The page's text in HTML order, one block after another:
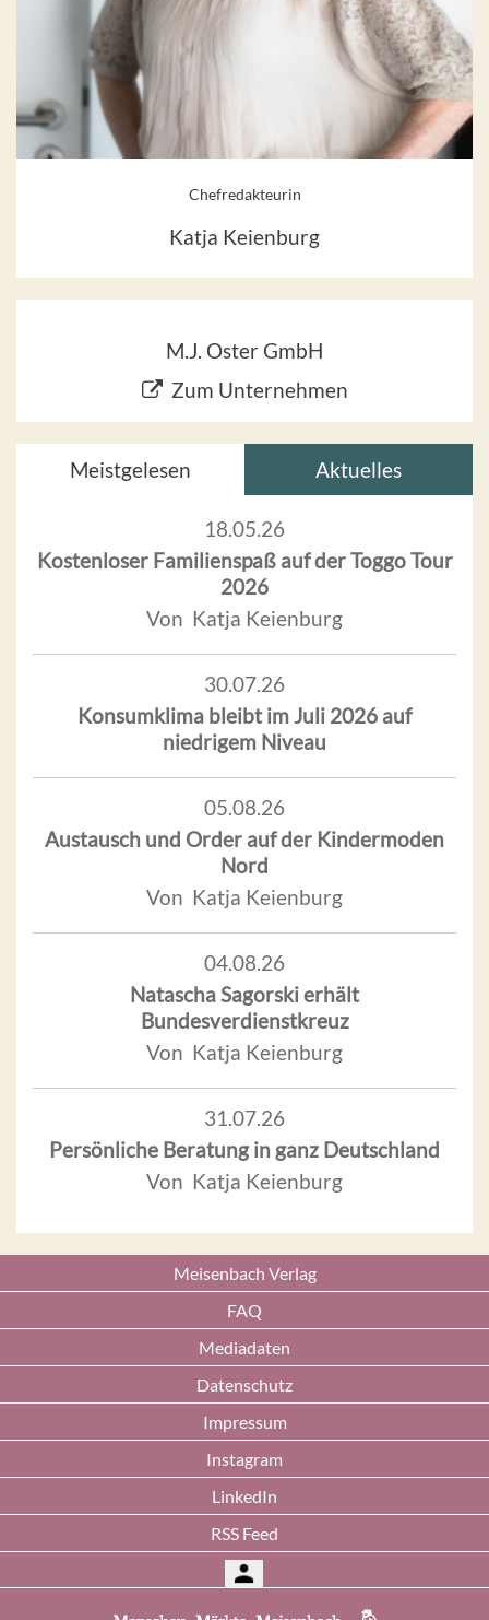
Chefredakteurin
Katja Keienburg
M.J. Oster GmbH
Zum Unternehmen
Meistgelesen Aktuelles
18.05.26
Kostenloser Familienspaß auf der Toggo Tour
2026
Von Katja Keienburg
30.07.26
Konsumklima bleibt im Juli 2026 auf
niedrigem Niveau
05.08.26
Austausch und Order auf der Kindermoden
Nord
Von Katja Keienburg
04.08.26
Natascha Sagorski erhält
Bundesverdienstkreuz
Von Katja Keienburg
31.07.26
Persönliche Beratung in ganz Deutschland
Von Katja Keienburg
Meisenbach Verlag
FAQ
Mediadaten
Datenschutz
Impressum
Instagram
LinkedIn
RSS Feed